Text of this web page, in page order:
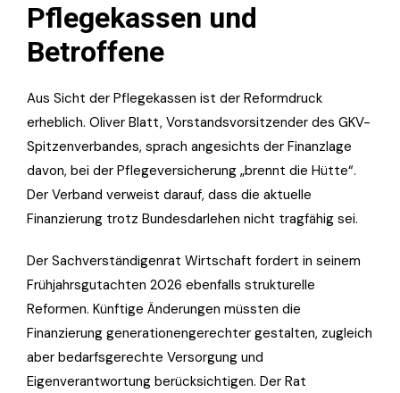
Pflegekassen und
Betroffene
Aus Sicht der Pflegekassen ist der Reformdruck
erheblich. Oliver Blatt, Vorstandsvorsitzender des GKV-
Spitzenverbandes, sprach angesichts der Finanzlage
davon, bei der Pflegeversicherung „brennt die Hütte“.
Der Verband verweist darauf, dass die aktuelle
Finanzierung trotz Bundesdarlehen nicht tragfähig sei.
Der Sachverständigenrat Wirtschaft fordert in seinem
Frühjahrsgutachten 2026 ebenfalls strukturelle
Reformen. Künftige Änderungen müssten die
Finanzierung generationengerechter gestalten, zugleich
aber bedarfsgerechte Versorgung und
Eigenverantwortung berücksichtigen. Der Rat